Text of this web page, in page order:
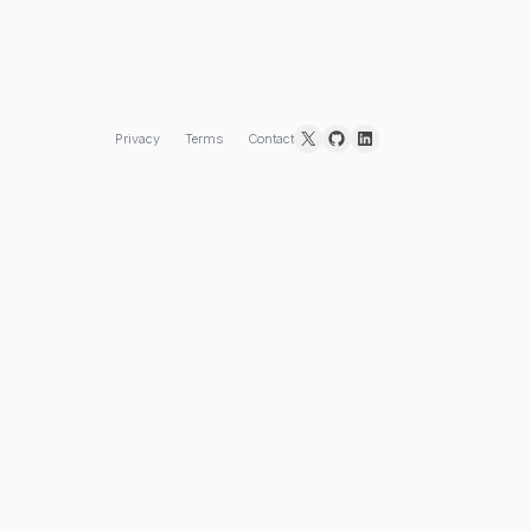
Privacy Terms Contact X GitHubLinkedIn